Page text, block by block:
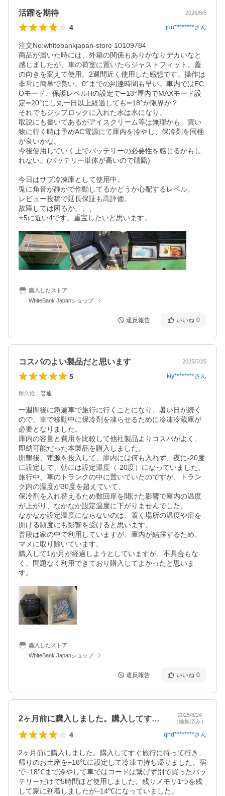
活躍を期待 2026/8/5
4 jun********さん
注文No:whitebankjapan-store 10109784
商品が届いた時には、外箱の関係もありかなりデカいなと
感じましたが、車の荷室に置いたらジャストフィット。蓋
の向きを変えて使用。2週間近く使用した感想です。操作は
非常に簡単で良い。0°までの到達時間も早い。車内ではEC
Oモード、保護レベルHの設定で➖13°屋内でMAXモード設
定➖20°にし丸一日以上経過しても➖18°が限界か？
それでもジップロックに入れた水は氷になり。
取説にも書いてあるがアイスクリーム等は無理かも。買い
物に行く時は予めAC電源にて庫内を冷やし、保冷剤を同梱
が良いかな。
今後使用していく上でバッテリーの必要性を感じるかもし
れない。(バッテリー単体が高いので躊躇)
今日はサブ冷凍庫として使用中。
兎に角音が静かで作動してるかどうか心配するレベル。
レビュー投稿で延長保証も高評価。
故障しては困るが、、、
⭐️5に近い4です。重宝したいと思います。
購入したストア
WhiteBank Japanショップ
違反報告 いいね 0
コスパのよい製品だと思います 2025/7/25
5 kiy********さん
耐久性 ： 普通
一週間後に急遽車で旅行に行くことになり、暑い日が続く
ので、車で移動中に保冷剤を凍らせるために冷凍冷蔵庫が
必要となりました。
庫内の容量と費用を比較して他社製品よりコスパがよく、
即納可能だった本製品を購入しました。
開墾後、電源を投入して、庫内には何も入れず、夜に-20度
に設定して、朝には設定温度（-20度）になっていました。
旅行中、車のトランクの中に置いていたのですが、トラン
ク内の温度が30度を超えていて、
保冷剤を入れ替えるため数回扉を開けた影響で庫内の温度
が上がり、なかなか設定温度に下がりませんでした。
なかなか設定温度にならないのは、置く場所の温度や扉を
開ける頻度にも影響を受けると思います。
普段は家の中で利用していますが、庫内が結露するため、
マメに取り除いています。
購入して1か月が経過しようとしていますが、不具合もな
く、問題なく利用できており購入してよかったと思いま
す。
購入したストア
WhiteBank Japanショップ
違反報告 いいね 0
2ヶ月前に購入しました。購入してすぐ旅…
2025/8/24
（編集済み）
4 qhd********さん
2ヶ月前に購入しました。購入してすぐ旅行に持って行き、
帰りのお土産を−18℃に設定して冷凍で持ち帰りました。宿
で−18℃まで冷やして車ではコードは繋げず別で買ったバッ
テリーだけで5時間ほど使用しました。残りメモリ1つを残
して家に到着しましたが−14℃になっていました。